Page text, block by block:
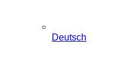
Deutsch